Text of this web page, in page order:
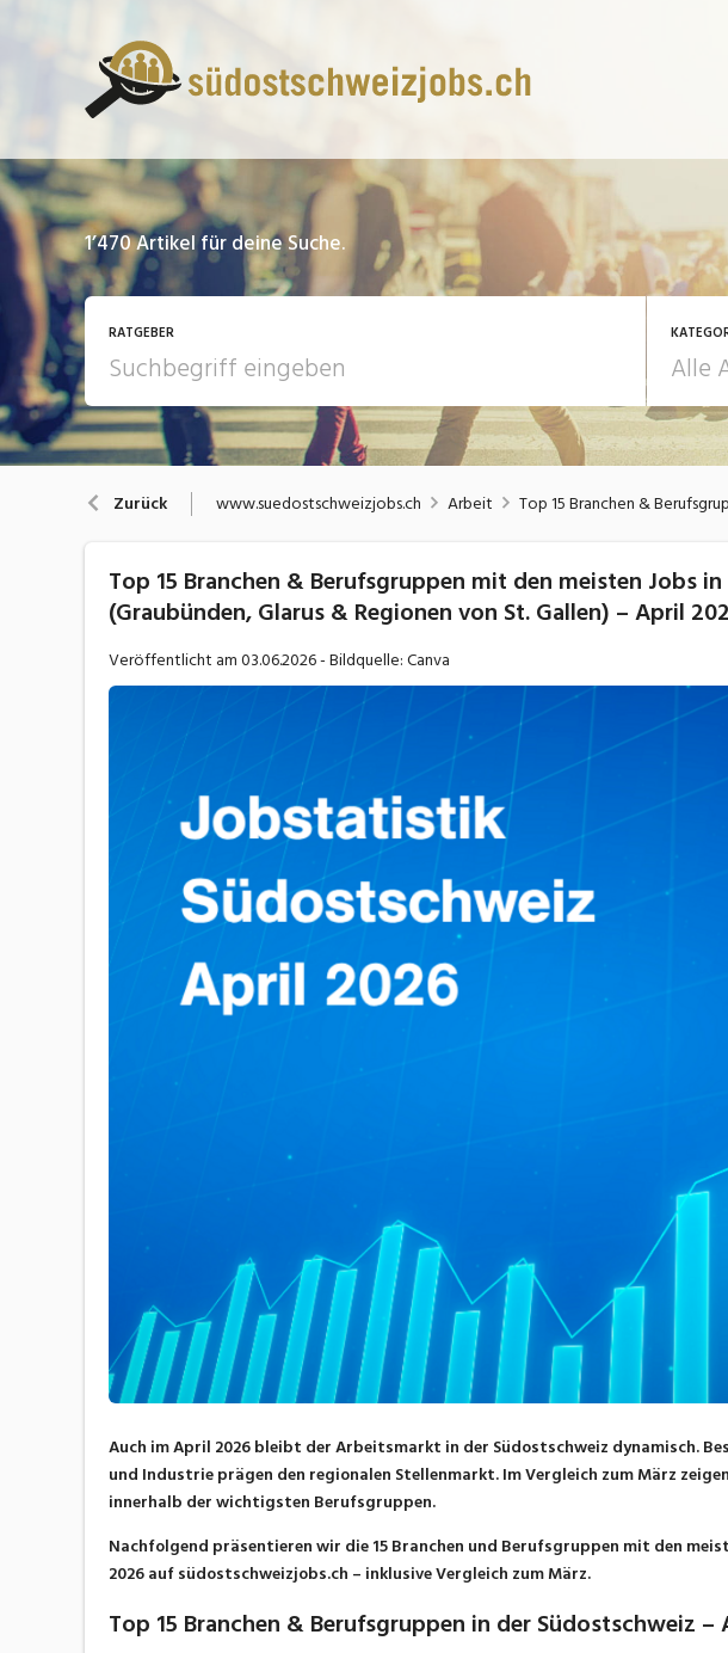
1’470Artikel für deine Suche.
RATGEBER
13 Fragen - 13 Antworten Arbeit
Bewerbung / Rekrutierung
Zurück www.suedostschweizjobs.ch Arbeit
Top 15 Branchen & Berufsgruppen mit den meisten Jobs
(Graubünden, Glarus & Regionen von St. Gallen) – April
Veröffentlicht am03.06.2026- Bildquelle: Canva
Auch im April 2026 bleibt der Arbeitsmarkt in der Südostschweiz dynamisch.
und Industrie prägen den regionalen Stellenmarkt. Im Vergleich zum März
innerhalb der wichtigsten Berufsgruppen.
Nachfolgend präsentieren wir die 15 Branchen und Berufsgruppen mit den
2026 auf südostschweizjobs.ch – inklusive Vergleich zum März.
Top 15 Branchen & Berufsgruppen in der Südostschweiz –